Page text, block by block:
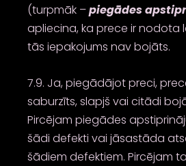
(turpmāk –piegādes
apliecina, ka prece ir nodota
tās iepakojums nav bojāts.
7.9. Ja, piegādājot preci,
saburzīts, slapjš vai citādi
Pircējam piegādes
šādi defekti vai jāsastāda
šādiem defektiem. Pircējam